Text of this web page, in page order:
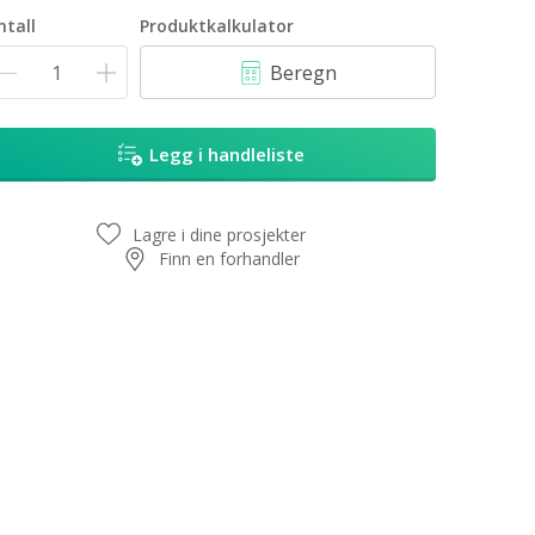
2,5L
10L
Produktkalkulator
Beregn
Legg i handleliste
Lagre i dine prosjekter
Finn en forhandler